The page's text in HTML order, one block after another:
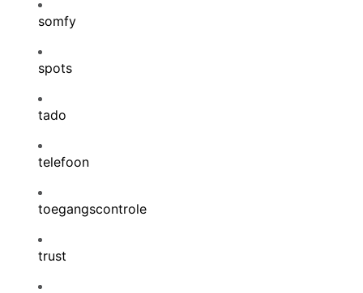
somfy
spots
tado
telefoon
toegangscontrole
trust